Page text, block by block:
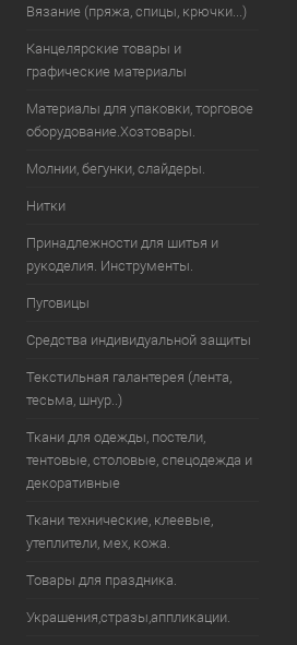
Вязание (пряжа, спицы, крючки...)
Канцелярские товары и
графические материалы
Материалы для упаковки, торговое
оборудование.Хозтовары.
Молнии, бегунки, слайдеры.
Нитки
Принадлежности для шитья и
рукоделия. Инструменты.
Пуговицы
Средства индивидуальной защиты
Текстильная галантерея (лента,
тесьма, шнур..)
Ткани для одежды, постели,
тентовые, столовые, спецодежда и
декоративные
Ткани технические, клеевые,
утеплители, мех, кожа.
Товары для праздника.
Украшения,стразы,аппликации.